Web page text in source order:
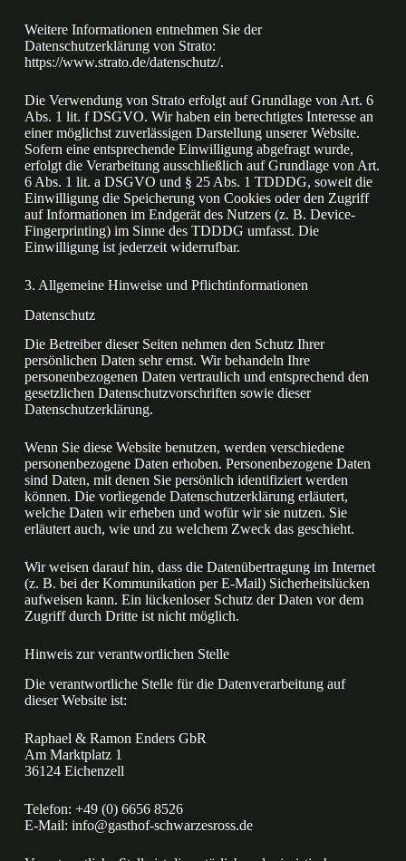
Weitere Informationen entnehmen Sie der
Datenschutzerklärung von Strato:
https://www.strato.de/datenschutz/.
Die Verwendung von Strato erfolgt auf Grundlage von Art. 6
Abs. 1 lit. f DSGVO. Wir haben ein berechtigtes Interesse an
einer möglichst zuverlässigen Darstellung unserer Website.
Sofern eine entsprechende Einwilligung abgefragt wurde,
erfolgt die Verarbeitung ausschließlich auf Grundlage von Art.
6 Abs. 1 lit. a DSGVO und § 25 Abs. 1 TDDDG, soweit die
Einwilligung die Speicherung von Cookies oder den Zugriff
auf Informationen im Endgerät des Nutzers (z. B. Device-
Fingerprinting) im Sinne des TDDDG umfasst. Die
Einwilligung ist jederzeit widerrufbar.
3. Allgemeine Hinweise und Pflicht­informationen
Datenschutz
Die Betreiber dieser Seiten nehmen den Schutz Ihrer
persönlichen Daten sehr ernst. Wir behandeln Ihre
personenbezogenen Daten vertraulich und entsprechend den
gesetzlichen Datenschutzvorschriften sowie dieser
Datenschutzerklärung.
Wenn Sie diese Website benutzen, werden verschiedene
personenbezogene Daten erhoben. Personenbezogene Daten
sind Daten, mit denen Sie persönlich identifiziert werden
können. Die vorliegende Datenschutzerklärung erläutert,
welche Daten wir erheben und wofür wir sie nutzen. Sie
erläutert auch, wie und zu welchem Zweck das geschieht.
Wir weisen darauf hin, dass die Datenübertragung im Internet
(z. B. bei der Kommunikation per E-Mail) Sicherheitslücken
aufweisen kann. Ein lückenloser Schutz der Daten vor dem
Zugriff durch Dritte ist nicht möglich.
Hinweis zur verantwortlichen Stelle
Die verantwortliche Stelle für die Datenverarbeitung auf
dieser Website ist:
Raphael & Ramon Enders GbR
Am Marktplatz 1
36124 Eichenzell
Telefon: +49 (0) 6656 8526
E-Mail: info@gasthof-schwarzesross.de